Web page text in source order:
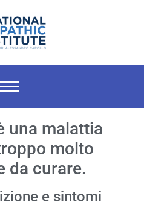
una malattia
molto
da curare.
e sintomi